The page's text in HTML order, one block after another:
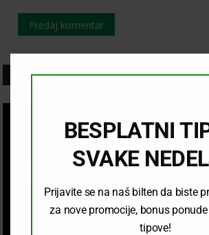
LINKOVI
BESPLATNI
SVAKE
Prijavite se na naš bilten da biste
za nove promocije, bonus
tipove!